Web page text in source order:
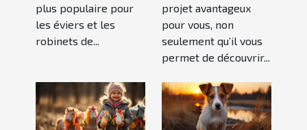
plus populaire pour
les éviers et les
robinets de...
projet avantageux
pour vous, non
seulement qu’il vous
permet de découvrir...